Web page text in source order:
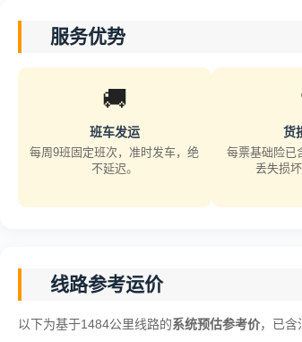
服务优势
🚚
班车发运
每周9班固定班次，准时发车，绝
不延迟。
货
每票基础险已
丢失损坏
线路参考运价
以下为基于1484公里线路的系统预估参考价，已含